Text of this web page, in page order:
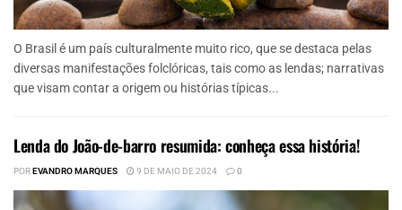
O Brasil é um país culturalmente muito rico, que se destaca pelas
diversas manifestações folclóricas, tais como as lendas; narrativas
que visam contar a origem ou histórias típicas...
Lenda do João-de-barro resumida: conheça essa história!
POREVANDRO MARQUES 9 DE MAIO DE 2024 0